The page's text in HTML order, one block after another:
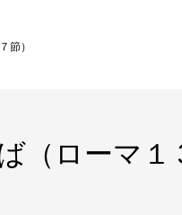
節）
（ローマ１